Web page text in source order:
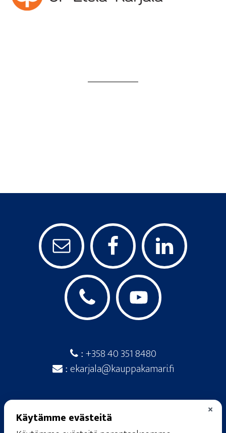
: +358 40 351 8480
: ekarjala@kauppakamari.fi
×
Käytämme evästeitä